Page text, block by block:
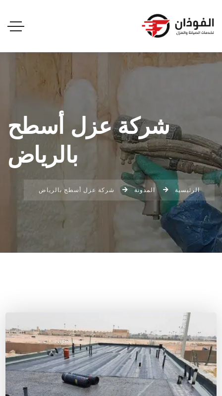
شركة عزل أسطح
بالرياض
الرئيسية المدونة شركة عزل أسطح بالرياض